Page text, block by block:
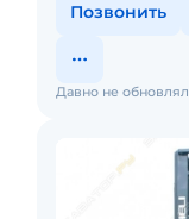
Позвонить
Давно не